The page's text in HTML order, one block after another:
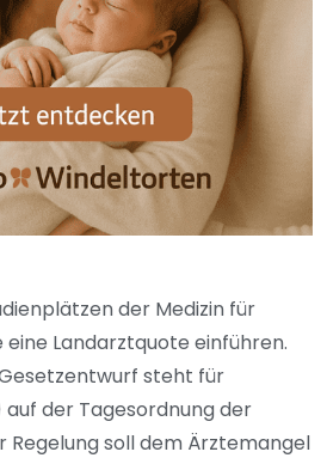
der Medizin für
eine Landarztquote einführen.
steht für
der Tagesordnung der
Regelung soll dem Ärztemangel